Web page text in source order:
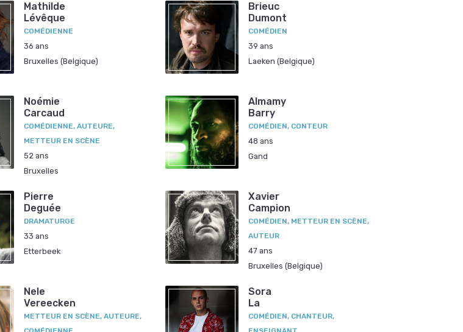
Mathilde
Lévêque
COMÉDIENNE
36 ans
Bruxelles (Belgique)
Brieuc
Dumont
COMÉDIEN
39 ans
Laeken (Belgique)
Noémie
Carcaud
COMÉDIENNE, AUTEURE,
METTEUR EN SCÈNE
52 ans
Bruxelles
Almamy
Barry
COMÉDIEN, CONTEUR
48 ans
Gand
Pierre
Deguée
DRAMATURGE
33 ans
Etterbeek
Xavier
Campion
COMÉDIEN, METTEUR EN SCÈNE,
AUTEUR
47 ans
Bruxelles (Belgique)
Nele
Vereecken
METTEUR EN SCÈNE, AUTEURE,
Sora
La
COMÉDIEN, CHANTEUR,